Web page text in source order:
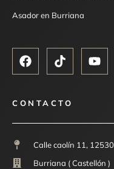
Asador en Burriana
CONTACTO
Calle caolín 11, 12530
Burriana ( Castellón )